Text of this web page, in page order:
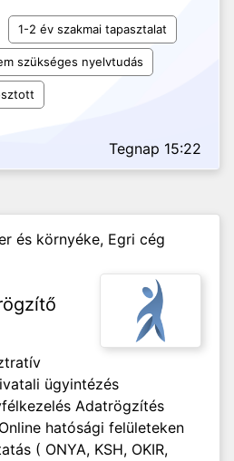
1-2 év szakmai tapasztalat
szükséges nyelvtudás
Tegnap 15:22
és környéke, Egri cég
ügyintézés
Adatrögzítés
hatósági felületeken
( ONYA, KSH, OKIR,